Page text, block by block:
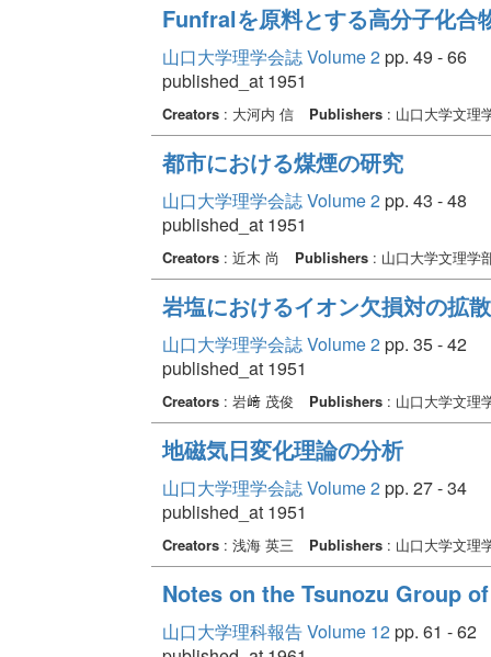
Funfralを原料とする高分子化合
山口大学理学会誌 Volume 2pp. 49 - 66
published_at 1951
Creators: 大河内 信 Publishers: 山口大学文理
都市における煤煙の研究
山口大学理学会誌 Volume 2pp. 43 - 48
published_at 1951
Creators: 近木 尚 Publishers: 山口大学文理学
岩塩におけるイオン欠損対の拡散
山口大学理学会誌 Volume 2pp. 35 - 42
published_at 1951
Creators: 岩﨑 茂俊 Publishers: 山口大学文理
地磁気日変化理論の分析
山口大学理学会誌 Volume 2pp. 27 - 34
published_at 1951
Creators: 浅海 英三 Publishers: 山口大学文理
Notes on the Tsunozu Group
山口大学理科報告 Volume 12pp. 61 - 62